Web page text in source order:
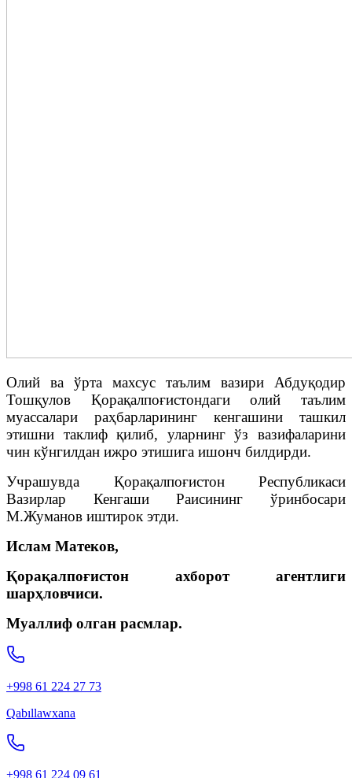
Олий ва ўрта махсус таълим вазири Абдуқодир
Тошқулов Қорақалпоғистондаги олий таълим
муассалари раҳбарларининг кенгашини ташкил
этишни таклиф қилиб, уларнинг ўз вазифаларини
чин кўнгилдан ижро этишига ишонч билдирди.
Учрашувда Қорақалпоғистон Республикаси
Вазирлар Кенгаши Раисининг ўринбосари
М.Жуманов иштирок этди.
Ислам Матеков,
Қорақалпоғистон ахборот агентлиги
шарҳловчиси.
Муаллиф олган расмлар.
+998 61 224 27 73
Qabıllawxana
+998 61 224 09 61